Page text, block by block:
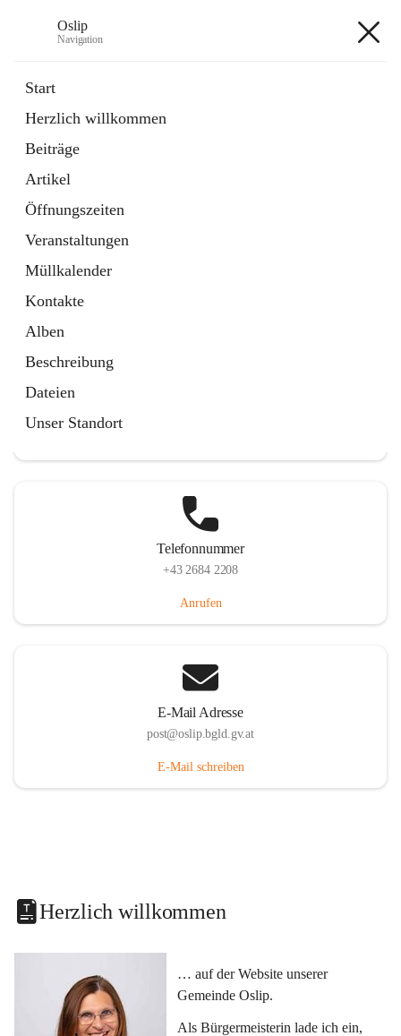
Oslip
Navigation
Start
Herzlich willkommen
Beiträge
Artikel
Öffnungszeiten
Veranstaltungen
Müllkalender
Kontakte
Alben
Beschreibung
Dateien
Unser Standort
Externe Webseite
in
Tab
Bundeskanzleramt Österreich
Externe Webseite
öffnet
in
neuem
Tab
Telefonnummer
+43 2684 2208
Anrufen
E-Mail Adresse
post@oslip.bgld.gv.at
E-Mail schreiben
Herzlich willkommen
… auf der Website unserer
Gemeinde Oslip.
Als Bürgermeisterin lade ich ein,